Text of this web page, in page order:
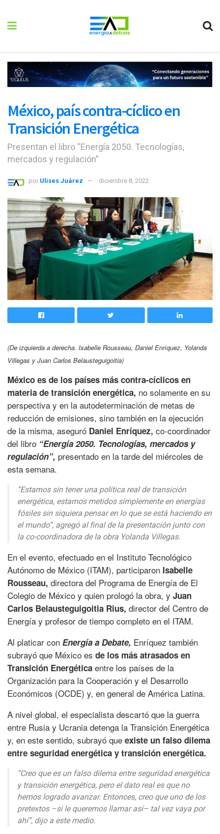
México, país contra-cíclico en
Transición Energética
Presentan el libro “Energía 2050. Tecnologías,
mercados y regulación”
por Ulises Juárez diciembre 8, 2022
(De izquierda a derecha. Isabelle Rousseau, Daniel Enríquez, Yolanda
Villegas y Juan Carlos Belausteguigoitia)
México es de los países más contra-cíclicos en
materia de transición energética, no solamente en su
perspectiva y en la autodeterminación de metas de
reducción de emisiones, sino también en la ejecución
de la misma, aseguró Daniel Enríquez, co-coordinador
del libro “Energía 2050. Tecnologías, mercados y
regulación”, presentado en la tarde del miércoles de
esta semana.
“Estamos sin tener una política real de transición
energética, estamos metidos simplemente en energías
fósiles sin siquiera pensar en lo que se está haciendo en
el mundo”, agregó al final de la presentación junto con
la co-coordinadora de la obra Yolanda Villegas.
En el evento, efectuado en el Instituto Tecnológico
Autónomo de México (ITAM), participaron Isabelle
Rousseau, directora del Programa de Energía de El
Colegio de México y quien prologó la obra, y Juan
Carlos Belausteguigoitia Rius, director del Centro de
Energía y profesor de tiempo completo en el ITAM.
Al platicar con Energía a Debate, Enríquez también
subrayó que México es de los más atrasados en
Transición Energética entre los países de la
Organización para la Cooperación y el Desarrollo
Económicos (OCDE) y, en general de América Latina.
A nivel global, el especialista descartó que la guerra
entre Rusia y Ucrania detenga la Transición Energética
y, en este sentido, subrayó que existe un falso dilema
entre seguridad energética y transición energética.
“Creo que es un falso dilema entre seguridad energética
y transición energética, pero el dato real es que no
hemos logrado avanzar. Entonces, creo que uno de los
pretextos –si le queremos llamar así– tal vez vaya por
ahí”, dijo a este medio.